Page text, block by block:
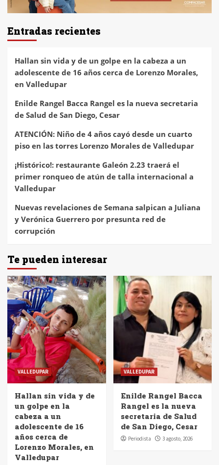
Entradas recientes
Hallan sin vida y de un golpe en la cabeza a un
adolescente de 16 años cerca de Lorenzo Morales,
en Valledupar
Enilde Rangel Bacca Rangel es la nueva secretaria
de Salud de San Diego, Cesar
ATENCIÓN: Niño de 4 años cayó desde un cuarto
piso en las torres Lorenzo Morales de Valledupar
¡Histórico!: restaurante Galeón 2.23 traerá el
primer ronqueo de atún de talla internacional a
Valledupar
Nuevas revelaciones de Semana salpican a Juliana
y Verónica Guerrero por presunta red de
corrupción
Te pueden interesar
VALLEDUPAR
Hallan sin vida y de
un golpe en la
cabeza a un
adolescente de 16
años cerca de
Lorenzo Morales, en
Valledupar
VALLEDUPAR
Enilde Rangel Bacca
Rangel es la nueva
secretaria de Salud
de San Diego, Cesar
Periodista 3 agosto, 2026